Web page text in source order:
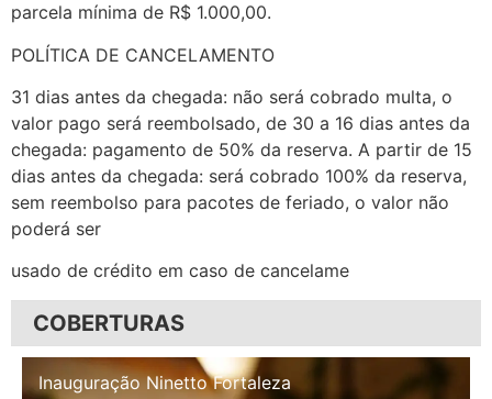
parcela mínima de R$ 1.000,00.
POLÍTICA DE CANCELAMENTO
31 dias antes da chegada: não será cobrado multa, o
valor pago será reembolsado, de 30 a 16 dias antes da
chegada: pagamento de 50% da reserva. A partir de 15
dias antes da chegada: será cobrado 100% da reserva,
sem reembolso para pacotes de feriado, o valor não
poderá ser
usado de crédito em caso de cancelame
COBERTURAS
Inauguração Illa Café